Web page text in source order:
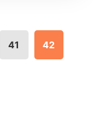
41 42